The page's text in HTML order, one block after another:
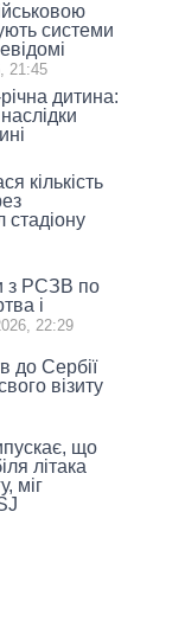
системи
21:45
дитина:
кількість
стадіону
з РСЗВ по
і
22:29
до Сербії
візиту
що
літака
міг